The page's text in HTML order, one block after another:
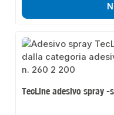
TecLine adesivo spray